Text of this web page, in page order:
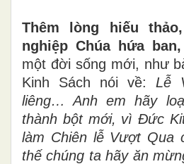
Thêm lòng hiếu
nghiệp Chúa hứa ban,
một đời sống mới, như
Kinh Sách nói về: Lễ
liêng… Anh em hãy
thành bột mới, vì Đức
làm Chiên lễ Vượt Qua
thế chúng ta hãy ăn